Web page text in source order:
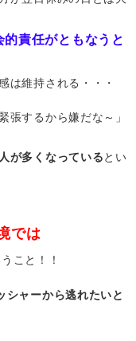
責任がともなうと
は維持される・・・
張するから嫌だな～」
が多くなっているとい
では
こと！！
シャーから逃れたいと